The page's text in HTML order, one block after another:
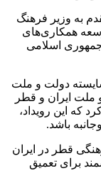
به وزیر فرهنگ
همکاری‌های
اسلامی
دولت و ملت
ملت ایران و قطر
که این رویداد،
باشد.
قطر در ایران
برای تعمیق